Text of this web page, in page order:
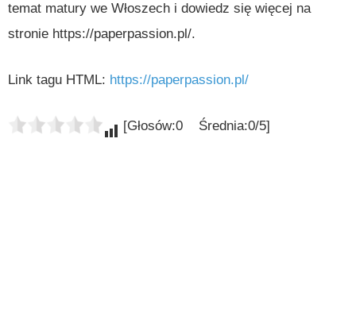
temat matury we Włoszech i dowiedz się więcej na
stronie https://paperpassion.pl/.
Link tagu HTML: https://paperpassion.pl/
[Głosów:0 Średnia:0/5]